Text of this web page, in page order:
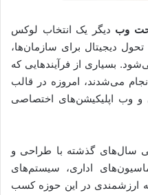
وب دیگر یک انتخاب لوکس
دیجیتال برای سازمان‌ها،
بسیاری از فرآیندهایی که
می‌شدند، امروزه در قالب
و وب اپلیکیشن‌های اختصاصی
سال‌های گذشته با طراحی و
اداری، سیستم‌های
ارزشمندی در این حوزه کسب